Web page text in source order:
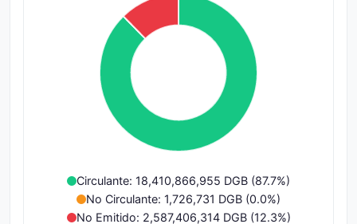
Circulante: 18,410,866,955 DGB (87.7%)
No Circulante: 1,726,731 DGB (0.0%)
No Emitido: 2,587,406,314 DGB (12.3%)